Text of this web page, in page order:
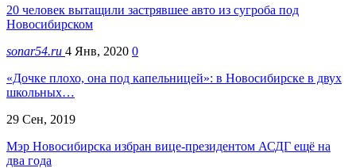
20 человек вытащили застрявшее авто из сугроба под
Новосибирском
sonar54.ru 4 Янв, 2020 0
«Дочке плохо, она под капельницей»: в Новосибирске в двух
школьных…
29 Сен, 2019
Мэр Новосибирска избран вице-президентом АСДГ ещё на
два года